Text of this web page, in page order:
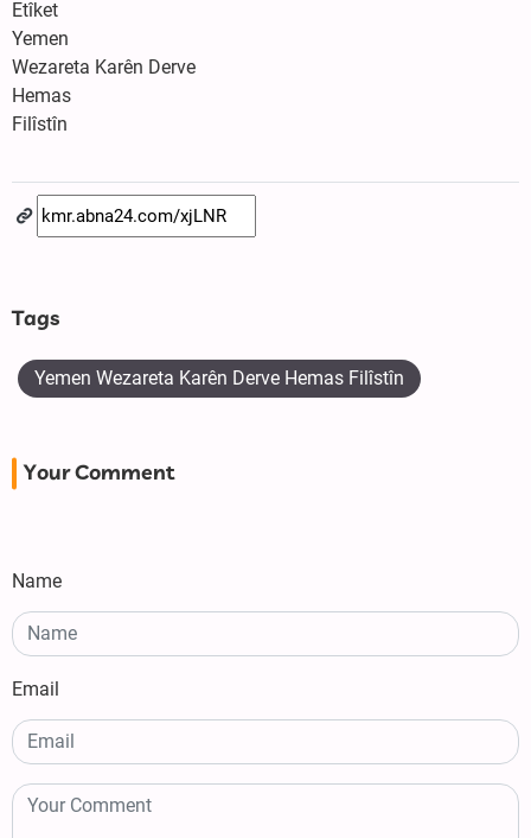
Etîket
Yemen
Wezareta Karên Derve
Hemas
Filîstîn
Tags
Yemen Wezareta Karên Derve Hemas Filîstîn
Your Comment
Name
Email